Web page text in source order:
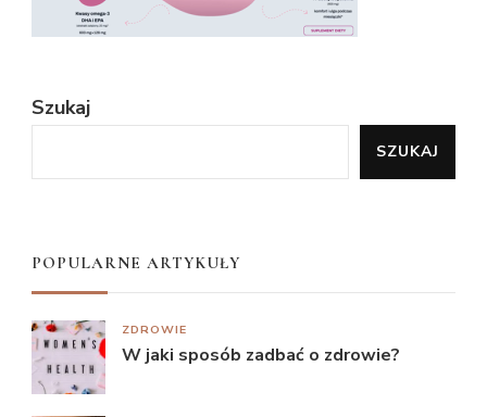
Szukaj
SZUKAJ
POPULARNE ARTYKUŁY
ZDROWIE
W jaki sposób zadbać o zdrowie?